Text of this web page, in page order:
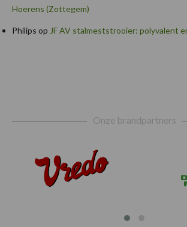
Hoerens (Zottegem)
Philips op JF AV stalmeststrooier: polyvalent
Onze brandpartners